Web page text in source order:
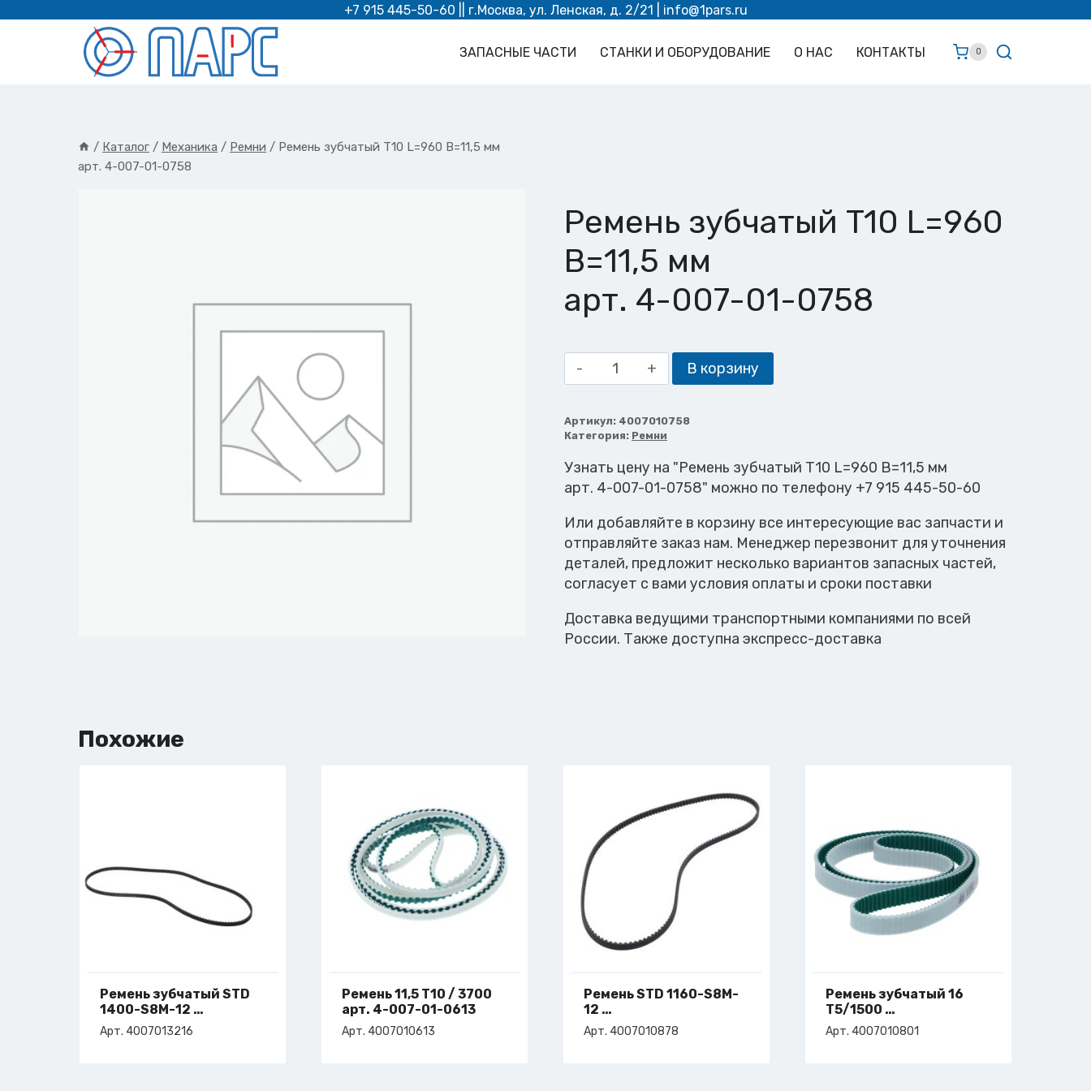
содержимому
+7 915 445-50-60 || г.Москва, ул. Ленская, д. 2/21 | info@1pars.ru
ЗАПАСНЫЕ ЧАСТИ СТАНКИ И ОБОРУДОВАНИЕ О НАС КОНТАКТЫ 0
/ Каталог / Механика / Ремни / Ремень зубчатый T10 L=960 B=11,5 мм
арт. 4-007-01-0758
Ремень зубчатый T10 L=960
B=11,5 мм
арт. 4-007-01-0758
Количество
товара
зубчатый
T10
L=960
B=11,5
В корзину
Артикул: 4007010758
Категория: Ремни
Узнать цену на "Ремень зубчатый T10 L=960 B=11,5 мм
арт. 4-007-01-0758" можно по телефону +7 915 445-50-60
Или добавляйте в корзину все интересующие вас запчасти и
отправляйте заказ нам. Менеджер перезвонит для уточнения
деталей, предложит несколько вариантов запасных частей,
согласует с вами условия оплаты и сроки поставки
Доставка ведущими транспортными компаниями по всей
России. Также доступна экспресс-доставка
Похожие
Ремень зубчатый STD
1400-S8M-12
арт. 4-007-01-3216
Арт. 4007013216
Ремень 11,5 T10 / 3700
арт. 4-007-01-0613
Арт. 4007010613
Ремень STD 1160-S8M-
12
арт. 4-007-01-0878
Арт. 4007010878
Ремень зубчатый 16
T5/1500
арт. 4-007-01-0801
Арт. 4007010801